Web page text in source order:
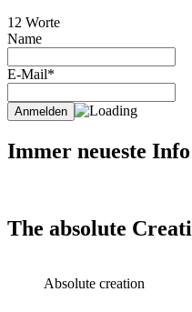
12 Worte
Name
E-Mail*
Immer neueste
The absolute
Absolute creation